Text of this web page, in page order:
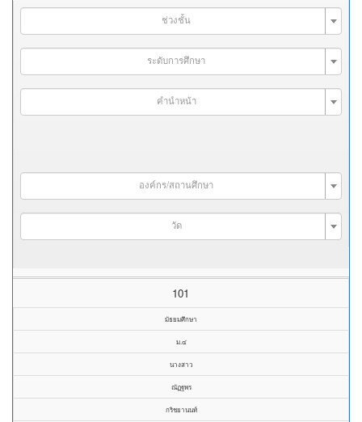
ช่วงชั้น
ระดับการศึกษา
คำนำหน้า
องค์กร/สถานศึกษา
วัด
101
มัธยมศึกษา
ม.๔
นางสาว
ณัฏฐพร
กริชยานนท์